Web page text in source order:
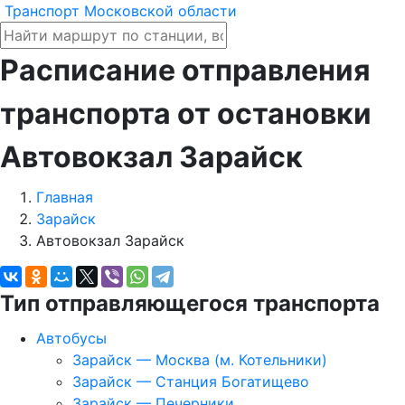
Транспорт Московской области
Расписание отправления
транспорта от остановки
Автовокзал Зарайск
Главная
Зарайск
Автовокзал Зарайск
Тип отправляющегося транспорта
Автобусы
Зарайск — Москва (м. Котельники)
Зарайск — Станция Богатищево